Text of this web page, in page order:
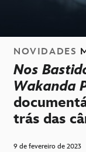
NOVIDADES
Nos
Wakanda
trás das
9 de fevereiro de 2023